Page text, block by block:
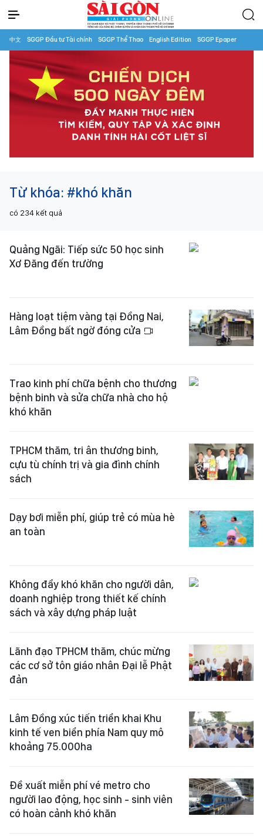
中文 SGGP Đầu tư Tài chính SGGP Thể Thao English Edition SGGP Epaper
Từ khóa: #khó khăn
có 234 kết quả
Quảng Ngãi: Tiếp sức 50 học sinh
Xơ Đăng đến trường
Hàng loạt tiệm vàng tại Đồng Nai,
Lâm Đồng bất ngờ đóng cửa
Trao kinh phí chữa bệnh cho thương
bệnh binh và sửa chữa nhà cho hộ
khó khăn
TPHCM thăm, tri ân thương binh,
cựu tù chính trị và gia đình chính
sách
Dạy bơi miễn phí, giúp trẻ có mùa hè
an toàn
Không đẩy khó khăn cho người dân,
doanh nghiệp trong thiết kế chính
sách và xây dựng pháp luật
Lãnh đạo TPHCM thăm, chúc mừng
các cơ sở tôn giáo nhân Đại lễ Phật
đản
Lâm Đồng xúc tiến triển khai Khu
kinh tế ven biển phía Nam quy mô
khoảng 75.000ha
Đề xuất miễn phí vé metro cho
người lao động, học sinh - sinh viên
có hoàn cảnh khó khăn